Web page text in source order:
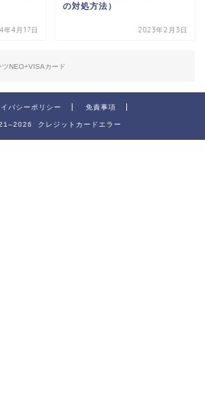
年4月17日
の対処方法）
2023年2月3日
ツNEO+VISAカード
バシーポリシー 免責事項
クレジットカードエラー